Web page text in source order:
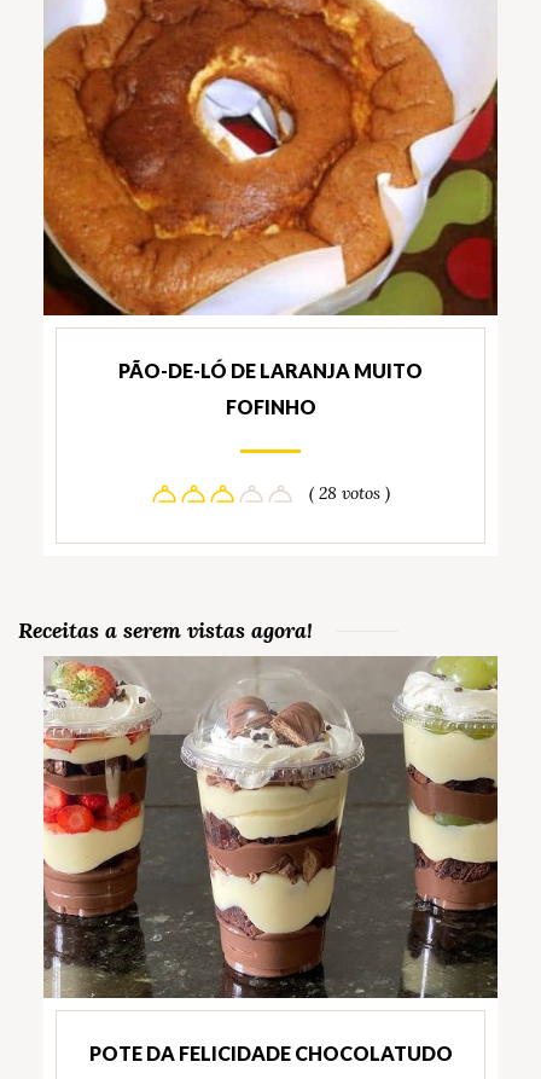
PÃO-DE-LÓ DE LARANJA MUITO
FOFINHO
( 28 votos )
Receitas a serem vistas agora!
POTE DA FELICIDADE CHOCOLATUDO